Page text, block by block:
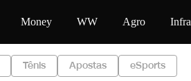
Money WW Agro Infra
Tênis Apostas eSports